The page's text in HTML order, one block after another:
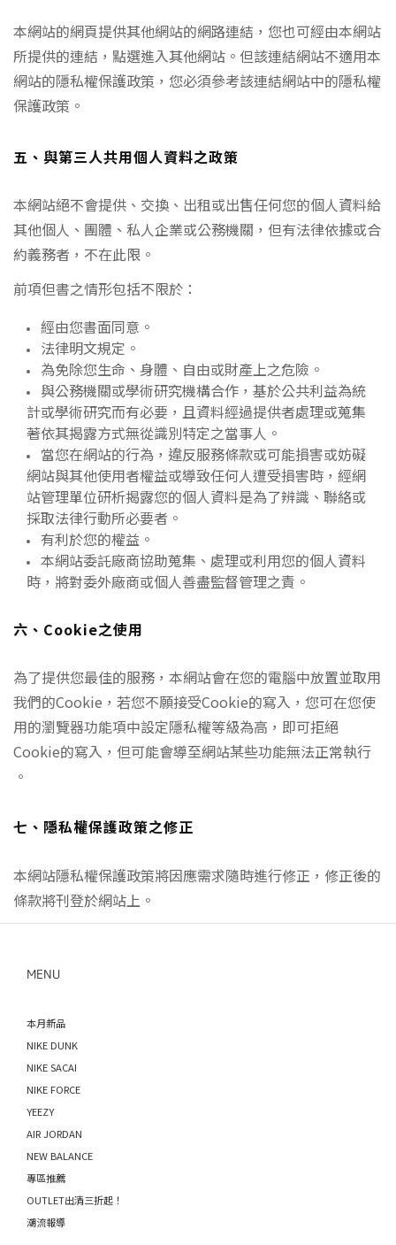
本網站的網頁提供其他網站的網路連結，您也可經由本網站
所提供的連結，點選進入其他網站。但該連結網站不適用本
網站的隱私權保護政策，您必須參考該連結網站中的隱私權
保護政策。
五、與第三人共用個人資料之政策
本網站絕不會提供、交換、出租或出售任何您的個人資料給
其他個人、團體、私人企業或公務機關，但有法律依據或合
約義務者，不在此限。
前項但書之情形包括不限於：
經由您書面同意。
法律明文規定。
為免除您生命、身體、自由或財產上之危險。
與公務機關或學術研究機構合作，基於公共利益為統
計或學術研究而有必要，且資料經過提供者處理或蒐集
著依其揭露方式無從識別特定之當事人。
當您在網站的行為，違反服務條款或可能損害或妨礙
網站與其他使用者權益或導致任何人遭受損害時，經網
站管理單位研析揭露您的個人資料是為了辨識、聯絡或
採取法律行動所必要者。
有利於您的權益。
本網站委託廠商協助蒐集、處理或利用您的個人資料
時，將對委外廠商或個人善盡監督管理之責。
六、Cookie之使用
為了提供您最佳的服務，本網站會在您的電腦中放置並取用
我們的Cookie，若您不願接受Cookie的寫入，您可在您使
用的瀏覽器功能項中設定隱私權等級為高，即可拒絕
Cookie的寫入，但可能會導至網站某些功能無法正常執行
。
七、隱私權保護政策之修正
本網站隱私權保護政策將因應需求隨時進行修正，修正後的
條款將刊登於網站上。
MENU
本月新品
NIKE DUNK
NIKE SACAI
NIKE FORCE
YEEZY
AIR JORDAN
NEW BALANCE
專區推薦
OUTLET出清三折起！
潮流報導